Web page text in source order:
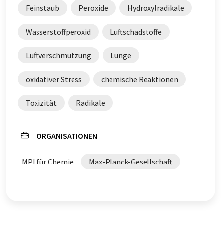
Feinstaub Peroxide Hydroxylradikale
Wasserstoffperoxid Luftschadstoffe
Luftverschmutzung Lunge
oxidativer Stress chemische Reaktionen
Toxizität Radikale
ORGANISATIONEN
MPI für Chemie Max-Planck-Gesellschaft